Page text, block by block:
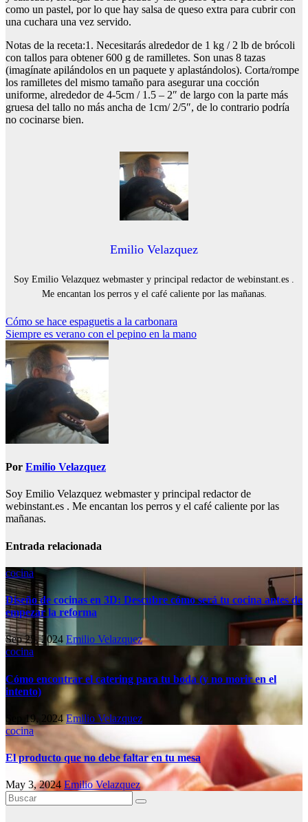
como un pastel, por lo que hay salsa de queso extra para cubrir con
una cuchara una vez servido.
Notas de la receta:1. Necesitarás alrededor de 1 kg / 2 lb de brócoli
con tallos para obtener 600 g de ramilletes. Son unas 8 tazas
(imagínate apilándolos en un paquete y aplastándolos). Corta/rompe
los ramilletes del mismo tamaño para asegurar una cocción
uniforme, alrededor de 4-5cm / 1.5 – 2″ de largo con la parte más
gruesa del tallo no más ancha de 1cm/ 2/5″, de lo contrario podría
no cocinarse bien.
Emilio Velazquez
Soy Emilio Velazquez webmaster y principal redactor de webinstant.es .
Me encantan los perros y el café caliente por las mañanas.
Navegación
de
entradas
Cómo se hace espaguetis a la carbonara
Siempre es verano con el pepino en la mano
Por Emilio Velazquez
Soy Emilio Velazquez webmaster y principal redactor de
webinstant.es . Me encantan los perros y el café caliente por las
mañanas.
Entrada relacionada
cocina
Diseño de cocinas en 3D: Descubre cómo será tu cocina antes de
empezar la reforma
Sep 25, 2024 Emilio Velazquez
cocina
Cómo encontrar el catering para tu boda (y no morir en el
intento)
Sep 19, 2024Emilio Velazquez
cocina
El producto que no debe faltar en tu mesa
May 3, 2024 Emilio Velazquez